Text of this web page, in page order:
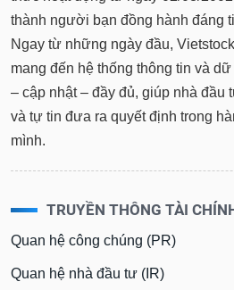
thành người bạn đồng hành đáng
Ngay từ những ngày đầu,
mang đến hệ thống thông tin và
– cập nhật – đầy đủ, giúp nhà đầu
và tự tin đưa ra quyết định trong
mình.
TRUYỀN THÔNG TÀI
Quan hệ công chúng (PR)
Quan hệ nhà đầu tư (IR)
Dịch
vụ
Đào
Sách
chính